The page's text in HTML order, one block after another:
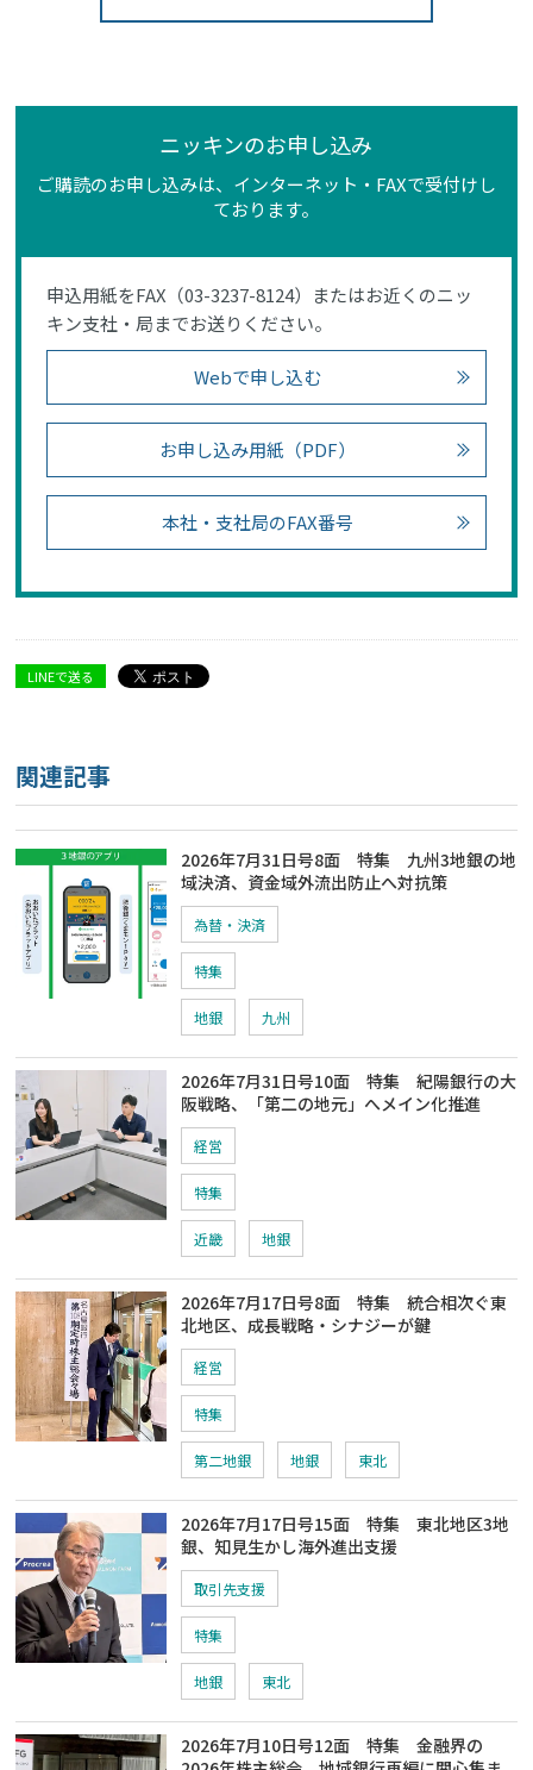
ニッキンのお申し込み
ご購読のお申し込みは、インターネット・FAXで受付けし
ております。
申込用紙をFAX（03-3237-8124）またはお近くのニッ
キン支社・局までお送りください。
Webで申し込む
お申し込み用紙（PDF）
本社・支社局のFAX番号
LINEで送る
関連記事
2026年7月31日号8面 特集 九州3地銀の地
域決済、資金域外流出防止へ対抗策
為替・決済
特集
地銀 九州
2026年7月31日号10面 特集 紀陽銀行の大
阪戦略、「第二の地元」へメイン化推進
経営
特集
近畿 地銀
2026年7月17日号8面 特集 統合相次ぐ東
北地区、成長戦略・シナジーが鍵
経営
特集
第二地銀 地銀 東北
2026年7月17日号15面 特集 東北地区3地
銀、知見生かし海外進出支援
取引先支援
特集
地銀 東北
2026年7月10日号12面 特集 金融界の